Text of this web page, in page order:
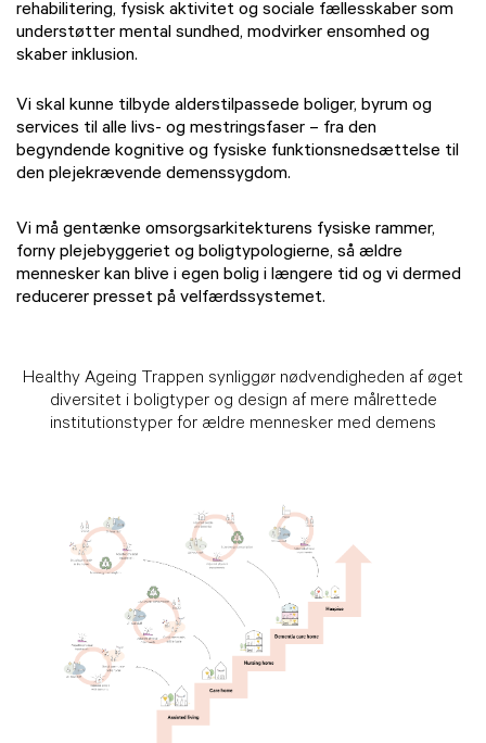
rehabilitering, fysisk aktivitet og sociale fællesskaber som
understøtter mental sundhed, modvirker ensomhed og
skaber inklusion.
Vi skal kunne tilbyde alderstilpassede boliger, byrum og
services til alle livs- og mestringsfaser – fra den
begyndende kognitive og fysiske funktionsnedsættelse til
den plejekrævende demenssygdom.
Vi må gentænke omsorgsarkitekturens fysiske rammer,
forny plejebyggeriet og boligtypologierne, så ældre
mennesker kan blive i egen bolig i længere tid og vi dermed
reducerer presset på velfærdssystemet.
Healthy Ageing Trappen synliggør nødvendigheden af øget
diversitet i boligtyper og design af mere målrettede
institutionstyper for ældre mennesker med demens